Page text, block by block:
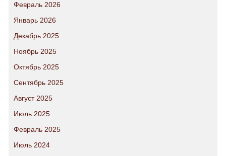
Февраль 2026
Январь 2026
Декабрь 2025
Ноябрь 2025
Октябрь 2025
Сентябрь 2025
Август 2025
Июль 2025
Февраль 2025
Июль 2024